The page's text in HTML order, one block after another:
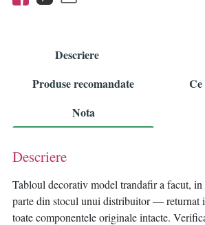
Descriere
Produse recomandate
Nota
Descriere
Tabloul decorativ model trandafir a facut,
parte din stocul unui distribuitor — returnat
toate componentele originale intacte.